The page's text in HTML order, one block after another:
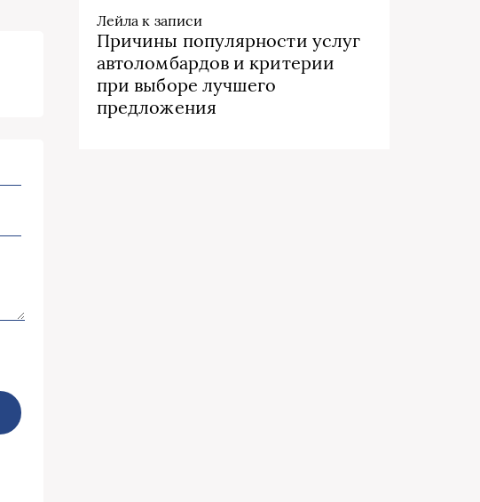
Лейла к записи
Причины популярности услуг
автоломбардов и критерии
при выборе лучшего
предложения